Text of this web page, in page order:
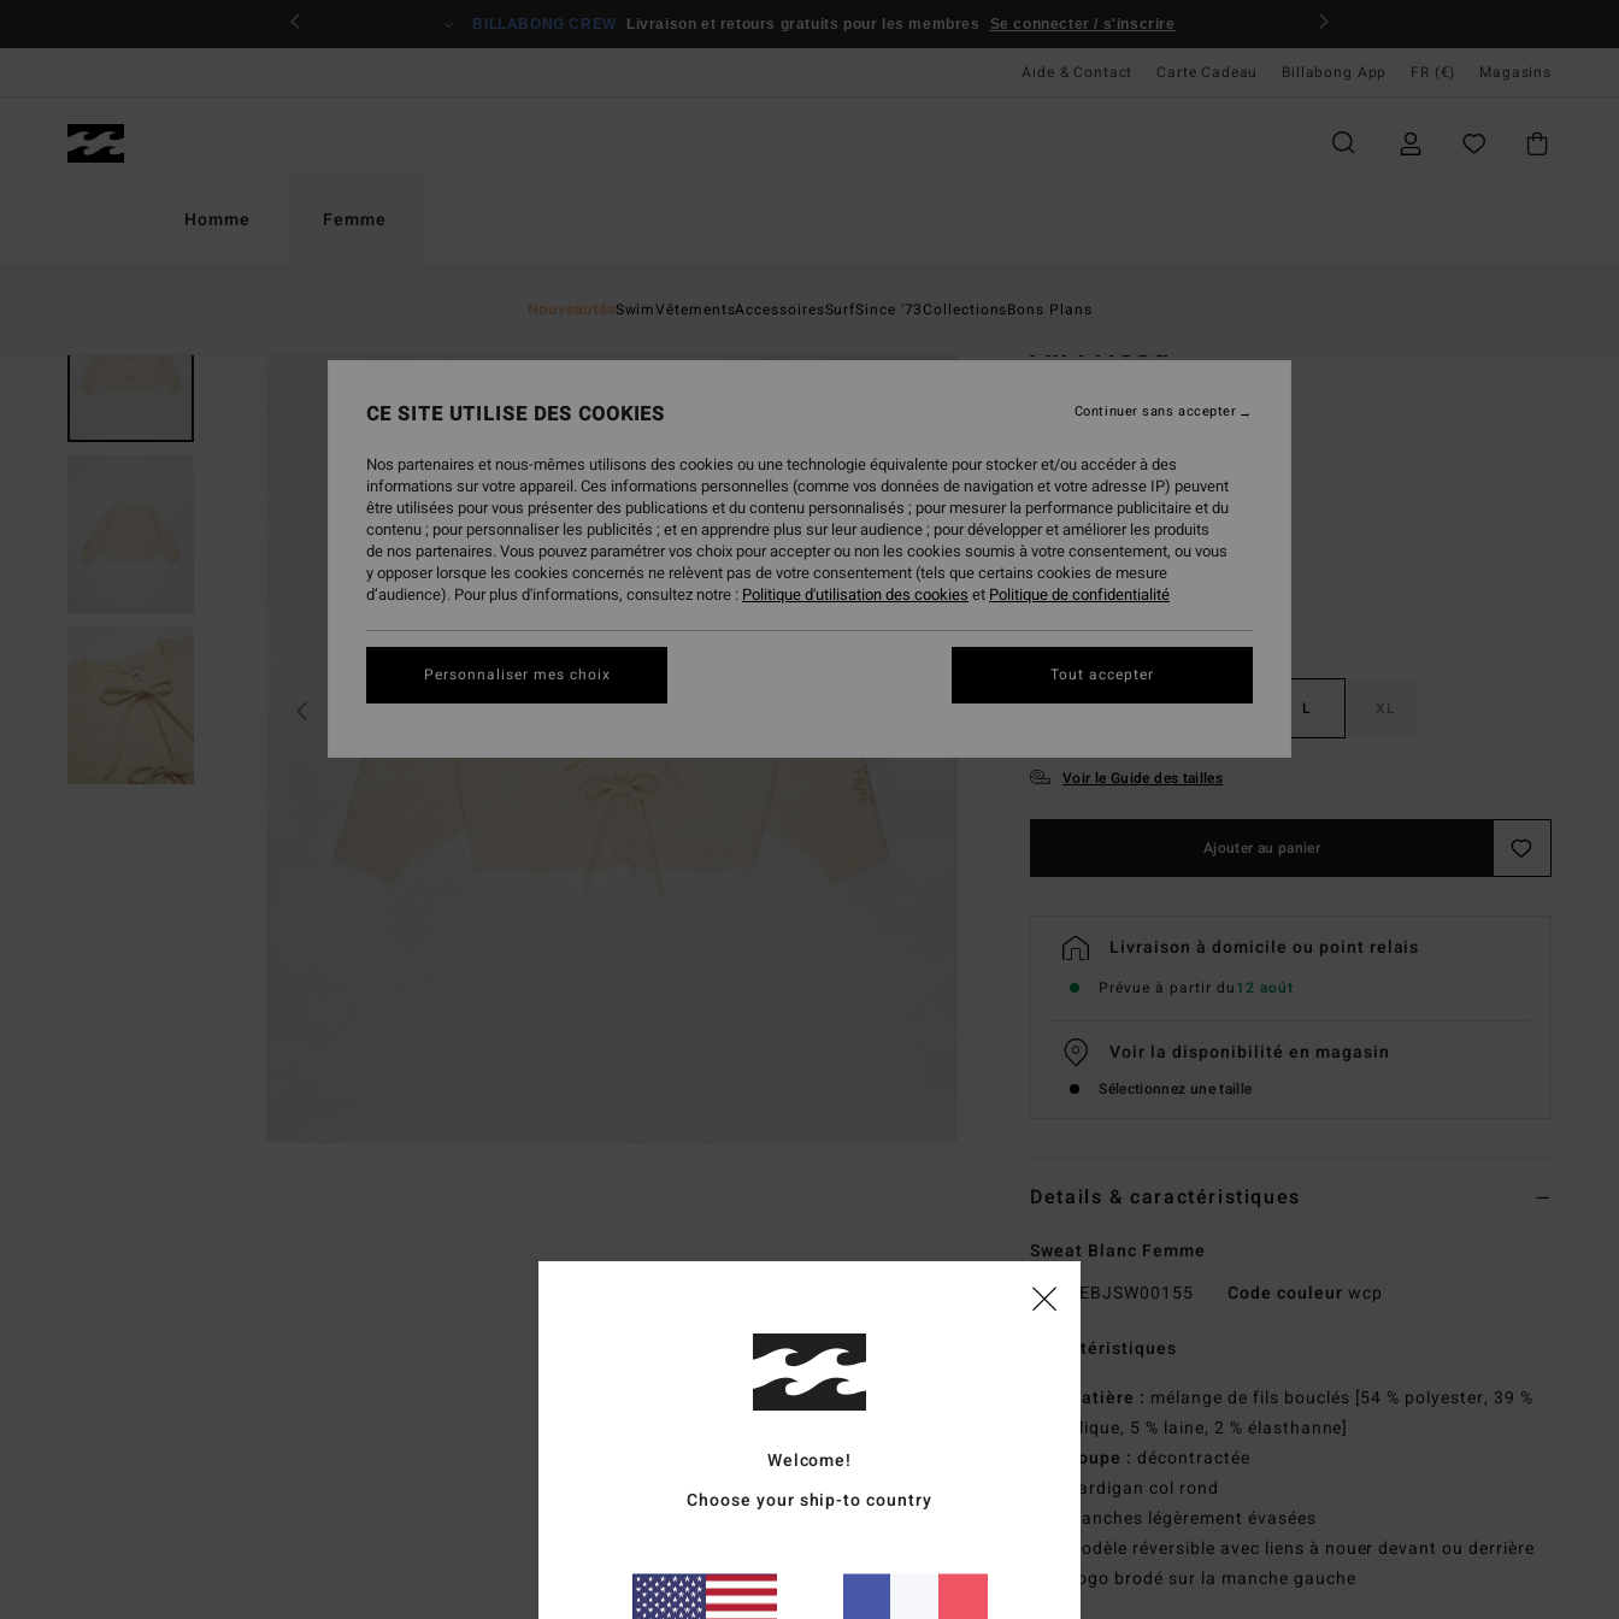
BILLABONG CREW Livraison et retours gratuits pour les membres Se connecter / s'inscrire
Aide & Contact Carte Cadeau Billabong App FR (€) Magasins
Homme Femme
NouveautésSwimVêtementsAccessoiresSurfSince '73CollectionsBons Plans
All I Need
CouleurWhite Cap
XS S M L XL
Voir le Guide des tailles
Ajouter au panier
Livraison à domicile ou point relais
Prévue à partir du12 août
Voir la disponibilité en magasin
Sélectionnez une taille
Details & caractéristiques
Sweat Blanc Femme
Style
EBJSW00155 Code couleur wcp
Caractéristiques
Matière : mélange de fils bouclés [54 % polyester, 39 %
acrylique, 5 % laine, 2 % élasthanne]
Coupe : décontractée
Cardigan col rond
Manches légèrement évasées
Modèle réversible avec liens à nouer devant ou derrière
Logo brodé sur la manche gauche
Welcome!
Choose your ship-to country
CE SITE UTILISE DES COOKIES
Nos partenaires et nous-mêmes utilisons des cookies ou une technologie équivalente pour stocker et/ou accéder à des
informations sur votre appareil. Ces informations personnelles (comme vos données de navigation et votre adresse IP) peuvent
être utilisées pour vous présenter des publications et du contenu personnalisés ; pour mesurer la performance publicitaire et du
contenu ; pour personnaliser les publicités ; et en apprendre plus sur leur audience ; pour développer et améliorer les produits
de nos partenaires. Vous pouvez paramétrer vos choix pour accepter ou non les cookies soumis à votre consentement, ou vous
y opposer lorsque les cookies concernés ne relèvent pas de votre consentement (tels que certains cookies de mesure
d’audience). Pour plus d'informations, consultez notre : Politique d'utilisation des cookies et Politique de confidentialité
Personnaliser mes choix
Continuer sans accepter
Tout accepter